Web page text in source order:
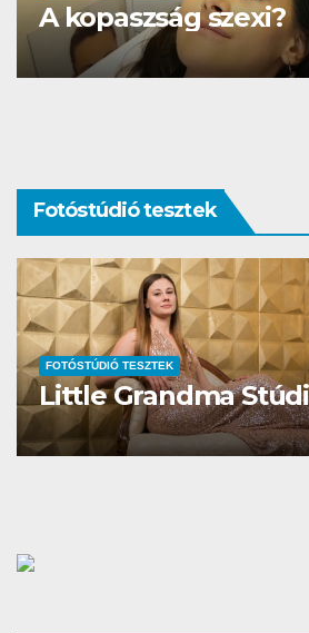
DS3 és Zanzibár Rita
Fotóstúdió tesztek
FOTÓSTÚDIÓ TESZTEK
Studio Different